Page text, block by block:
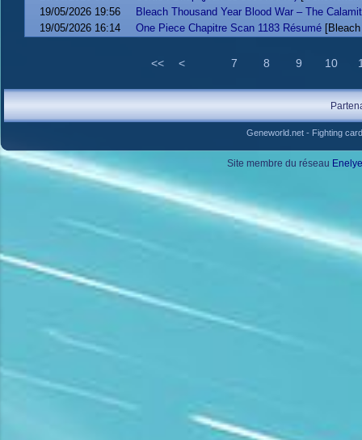
19/05/2026 19:56
Bleach Thousand Year Blood War – The
19/05/2026 16:14
One Piece Chapitre Scan 1183 Résumé
<< < 7 8 9 10
Geneworld.net- Fighting
Site membre du réseau Enelye